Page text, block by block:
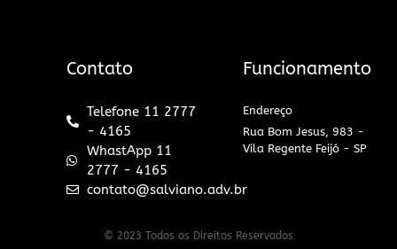
Contato
Telefone 11 2777
- 4165
WhastApp 11
2777 - 4165
contato@salviano.adv.br
Funcionamento
Endereço
Rua Bom Jesus, 983 -
Vila Regente Feijó - SP
© 2023 Todos os Direitos Reservados